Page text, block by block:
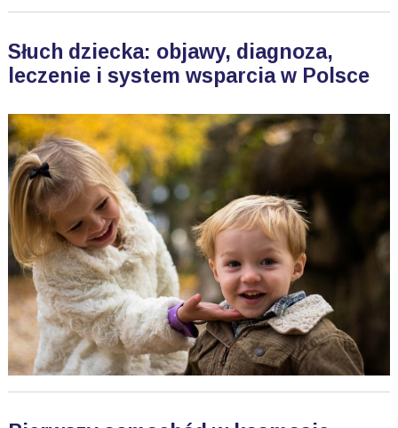
Słuch dziecka: objawy, diagnoza,
leczenie i system wsparcia w Polsce